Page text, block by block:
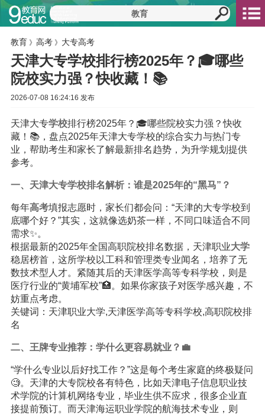
教育 》 高考》 大专高考
天津大专学校排行榜2025年？🎓哪些
院校实力强？快收藏！📚
2026-07-08 16:24:16 发布
天津大专学校排行榜2025年？🎓哪些院校实力强？快收
藏！📚，盘点2025年天津大专学校的综合实力与热门专
业，帮助考生和家长了解最新排名趋势，为升学规划提供
参考。
一、天津大专学校排名解析：谁是2025年的“黑马”？
每年高考填报志愿时，家长们都会问：“天津的大专学校到
底哪个好？”其实，这就像选奶茶一样，不同口味适合不同
需求✨。
根据最新的2025年全国高职院校排名数据，天津职业大学
稳居榜首，这所学校以工科和管理类专业闻名，培养了无
数技术型人才。紧随其后的天津医学高等专科学校，则是
医疗行业的“黄埔军校”🏥。如果你家孩子对医学感兴趣，不
妨重点考虑。
关键词：天津职业大学,天津医学高等专科学校,高职院校排
名
二、王牌专业推荐：学什么更容易就业？💼
“学什么专业以后好找工作？”这是每个考生家庭的终极疑问
🧐。天津的大专院校各有特色，比如天津电子信息职业技
术学院的计算机网络专业，毕业生供不应求，很多企业直
接提前预订。而天津海运职业学院的航海技术专业，则